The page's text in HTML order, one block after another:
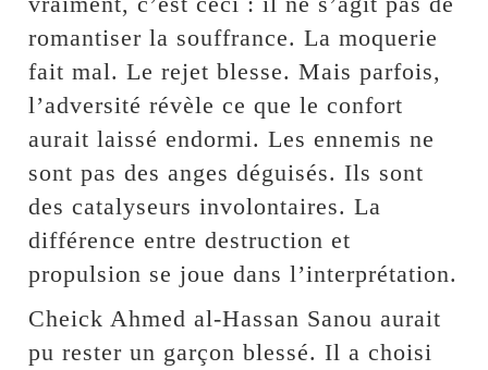
romantiser la souffrance. La moquerie
fait mal. Le rejet blesse. Mais parfois,
l’adversité révèle ce que le confort
aurait laissé endormi. Les ennemis ne
sont pas des anges déguisés. Ils sont
des catalyseurs involontaires. La
différence entre destruction et
propulsion se joue dans l’interprétation.
Cheick Ahmed al-Hassan Sanou aurait
pu rester un garçon blessé. Il a choisi